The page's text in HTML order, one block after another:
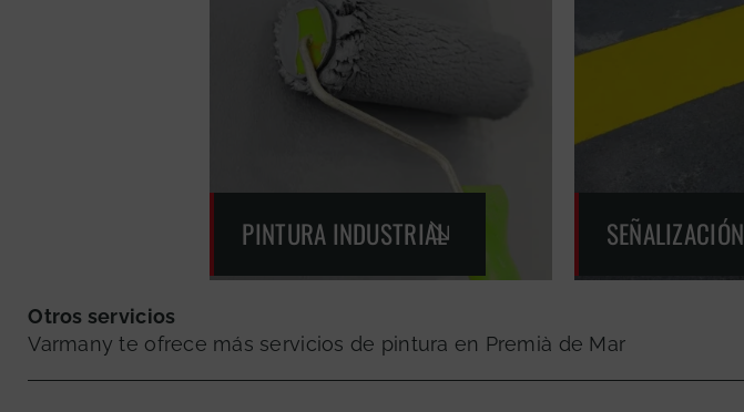
PINTURA INDUSTRIAL SEÑALIZACIÓN
Otros servicios
Varmany te ofrece más servicios de pintura en Premià de Mar